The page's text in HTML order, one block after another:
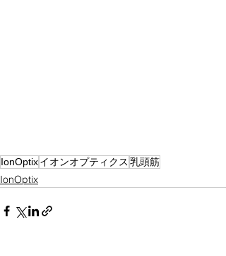
IonOptixイオンオプティクス 乳頭筋
IonOptix